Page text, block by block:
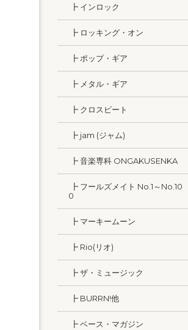
┣ インロック
┣ ロッキング・オン
┣ ポップ・ギア
┣ メタル・ギア
┣ クロスビート
┣ jam (ジャム)
┣ 音楽専科 ONGAKUSENKA
┣ フールズメイト No.1～No.10
0
┣ マーキームーン
┣ Rio(リオ)
┣ ザ・ミュージック
┣ BURRN!他
┣ ベース・マガジン